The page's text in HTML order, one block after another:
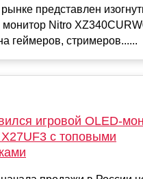
представлен
монитор Nitro
геймеров, стримеров......
игровой OLED-
с топовыми